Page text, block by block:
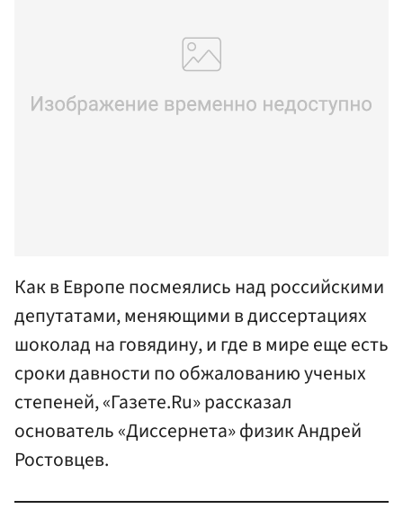
Как в Европе посмеялись над российскими
депутатами, меняющими в диссертациях
шоколад на говядину, и где в мире еще есть
сроки давности по обжалованию ученых
степеней, «Газете.Ru» рассказал
основатель «Диссернета» физик Андрей
Ростовцев.